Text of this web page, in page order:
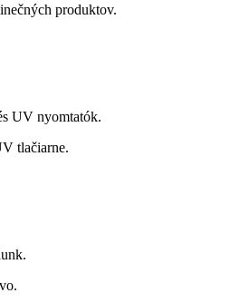
produktov.
UV nyomtatók.
tlačiarne.